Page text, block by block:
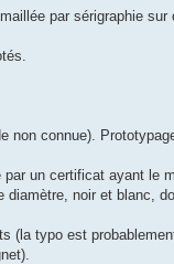
par sérigraphie sur
non connue).
un certificat ayant le
diamètre, noir et blanc,
(la typo est